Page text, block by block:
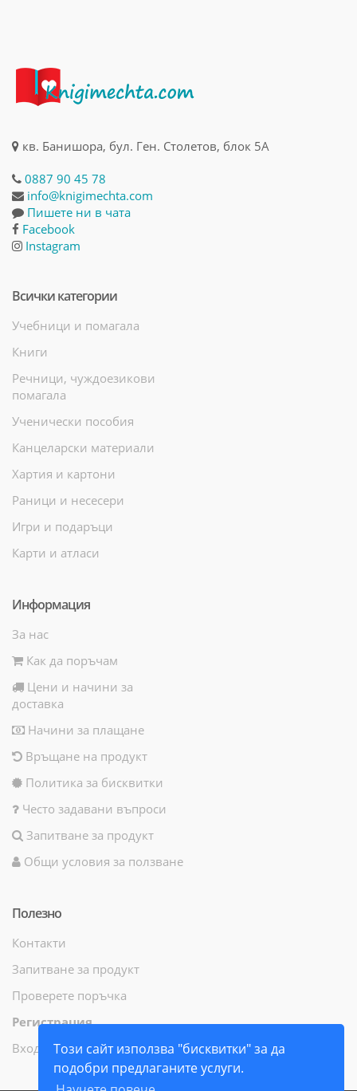
Този сайт използва "бисквитки" за да
подобри предлаганите услуги.
кв. Банишора, бул. Ген. Столетов, блок 5А
0887 90 45 78
info@knigimechta.com
Пишете ни в чата
Facebook
Instagram
Всички категории
Учебници и помагала
Книги
Речници, чуждоезикови
помагала
Ученически пособия
Канцеларски материали
Хартия и картони
Раници и несесери
Игри и подаръци
Карти и атласи
Информация
За нас
Как да поръчам
Цени и начини за
доставка
Начини за плащане
Връщане на продукт
Политика за бисквитки
Често задавани въпроси
Запитване за продукт
Общи условия за ползване
Полезно
Контакти
Запитване за продукт
Проверете поръчка
Регистрация
Вход